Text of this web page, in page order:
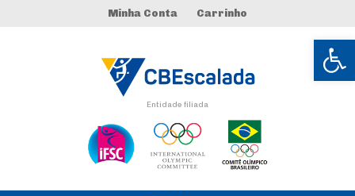
Abrir
Minha Conta Carrinho
Entidade filiada